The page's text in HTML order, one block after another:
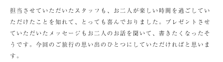
担当させていただいたスタッフも、お二人が楽しい時間を過ごしてい
ただけたことを知れて、とっても喜んでおりました。プレゼントさせ
ていただいたメッセージもお二人のお話を聞いて、書きたくなったそ
うです。今回のご旅行の思い出のひとつにしていただければと思いま
す。